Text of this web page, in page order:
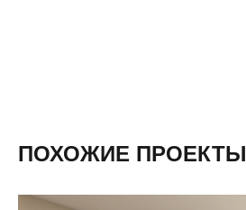
ПОХОЖИЕ ПРОЕКТЫ